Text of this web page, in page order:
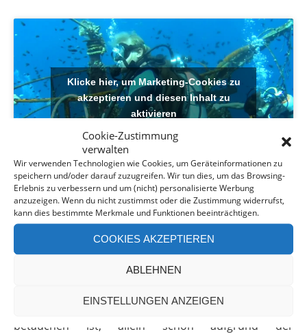
Cookie-Zustimmung
verwalten
Wir verwenden Technologien wie Cookies, um Geräteinformationen zu
speichern und/oder darauf zuzugreifen. Wir tun dies, um das Browsing-
Erlebnis zu verbessern und um (nicht) personalisierte Werbung
anzuzeigen. Wenn du nicht zustimmst oder die Zustimmung widerrufst,
kann dies bestimmte Merkmale und Funktionen beeinträchtigen.
COOKIES AKZEPTIEREN
ABLEHNEN
EINSTELLUNGEN ANZEIGEN
Klicke hier, um Marketing-Cookies zu
akzeptieren und diesen Inhalt zu
aktivieren
Auf einer Tiefe von etwa 30 Metern dient die HTMS
Chang 712 vielen Meeresbewohnern heute als neues
zu Hause. Riesige Fischschwärme, groß und klein,
begegnen uns hier beim Wracktauchen. Wir können
Aber auch die Korallengärten und -wände zu
betauchen ist, allein schon aufgrund der